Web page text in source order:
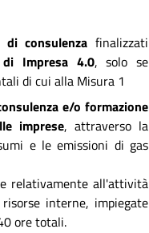
di consulenza finalizzati
Impresa 4.0, solo se
di cui alla Misura 1
e/o formazione
imprese, attraverso la
e le emissioni di gas
relativamente all'attività
interne, impiegate
ore totali.